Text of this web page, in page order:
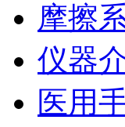
摩擦
仪器
医用